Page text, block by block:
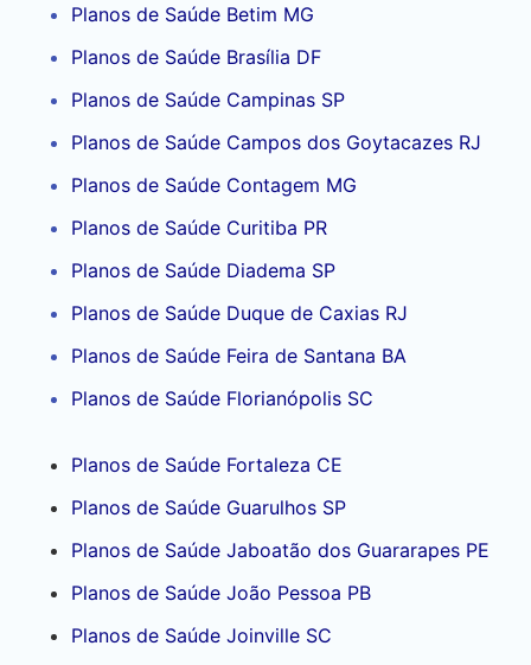
Planos de Saúde Betim MG
Planos de Saúde Brasília DF
Planos de Saúde Campinas SP
Planos de Saúde Campos dos Goytacazes RJ
Planos de Saúde Contagem MG
Planos de Saúde Curitiba PR
Planos de Saúde Diadema SP
Planos de Saúde Duque de Caxias RJ
Planos de Saúde Feira de Santana BA
Planos de Saúde Florianópolis SC
Planos de Saúde Fortaleza CE
Planos de Saúde Guarulhos SP
Planos de Saúde Jaboatão dos Guararapes PE
Planos de Saúde João Pessoa PB
Planos de Saúde Joinville SC